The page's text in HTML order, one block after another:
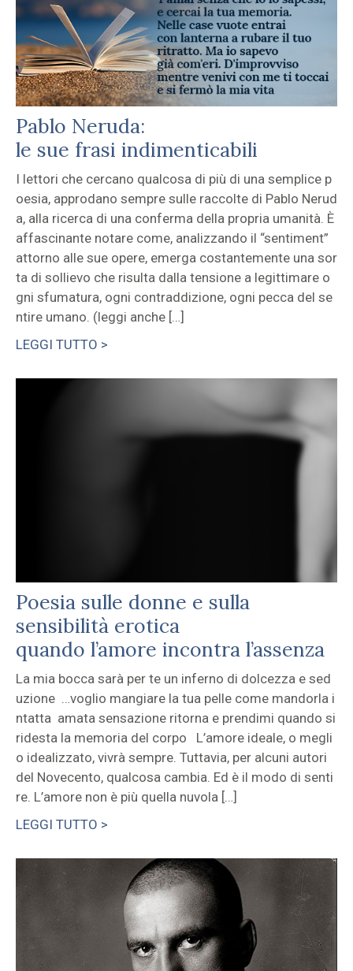
Pablo Neruda:
le sue frasi indimenticabili
I lettori che cercano qualcosa di più di una semplice p
oesia, approdano sempre sulle raccolte di Pablo Nerud
a, alla ricerca di una conferma della propria umanità. È
affascinante notare come, analizzando il “sentiment”
attorno alle sue opere, emerga costantemente una sor
ta di sollievo che risulta dalla tensione a legittimare o
gni sfumatura, ogni contraddizione, ogni pecca del se
ntire umano. (leggi anche […]
LEGGI TUTTO >
Poesia sulle donne e sulla
sensibilità erotica
quando l’amore incontra l’assenza
La mia bocca sarà per te un inferno di dolcezza e sed
uzione …voglio mangiare la tua pelle come mandorla i
ntatta amata sensazione ritorna e prendimi quando si
ridesta la memoria del corpo L’amore ideale, o megli
o idealizzato, vivrà sempre. Tuttavia, per alcuni autori
del Novecento, qualcosa cambia. Ed è il modo di senti
re. L’amore non è più quella nuvola […]
LEGGI TUTTO >